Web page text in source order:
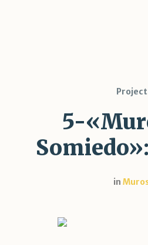
Project
5-
in